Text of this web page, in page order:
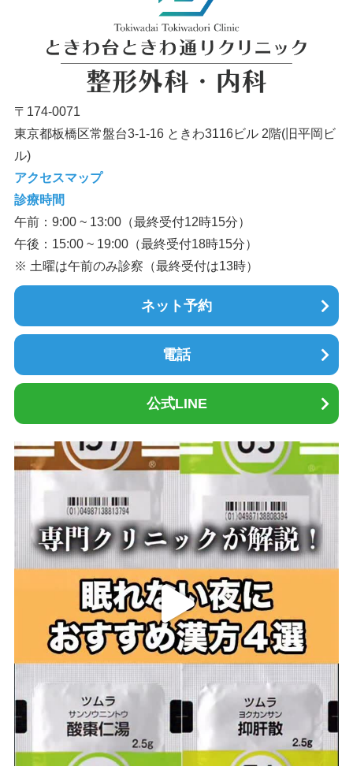
〒174-0071
東京都板橋区常盤台3-1-16 ときわ3116ビル 2階(旧平岡ビ
ル)
アクセスマップ
診療時間
午前：9:00 ~ 13:00（最終受付12時15分）
午後：15:00 ~ 19:00（最終受付18時15分）
※ 土曜は午前のみ診察（最終受付は13時）
ネット予約
電話
公式LINE